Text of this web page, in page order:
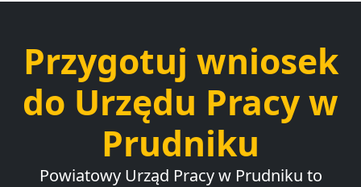
Przygotuj wniosek
do Urzędu Pracy w
Prudniku
Powiatowy Urząd Pracy w Prudniku to